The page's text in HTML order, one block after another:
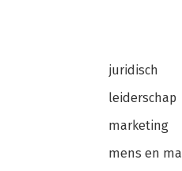
juridisch
leiderschap
marketing
mens en